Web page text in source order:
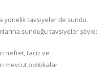
yönelik tavsiyeler de sundu.
sunduğu tavsiyeler şöyle:
nefret, taciz ve
mevcut politikalar